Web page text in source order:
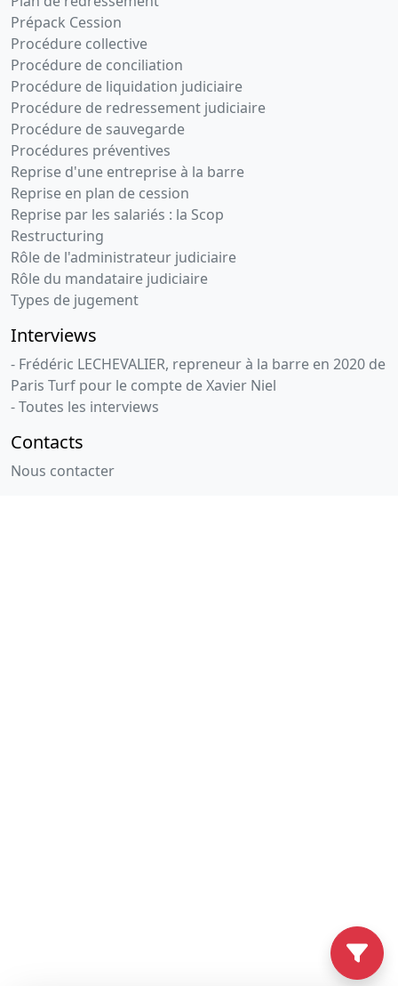
Prépack Cession
Procédure collective
Procédure de conciliation
Procédure de liquidation judiciaire
Procédure de redressement judiciaire
Procédure de sauvegarde
Procédures préventives
Reprise d'une entreprise à la barre
Reprise en plan de cession
Reprise par les salariés : la Scop
Restructuring
Rôle de l'administrateur judiciaire
Rôle du mandataire judiciaire
Types de jugement
Interviews
- Frédéric LECHEVALIER, repreneur à la barre en 2020 de
Paris Turf pour le compte de Xavier Niel
- Toutes les interviews
Contacts
Nous contacter